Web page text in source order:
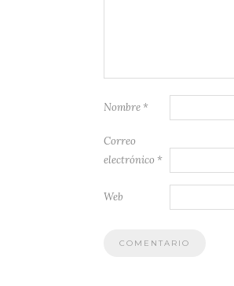
Nombre *
Correo
electrónico *
Web